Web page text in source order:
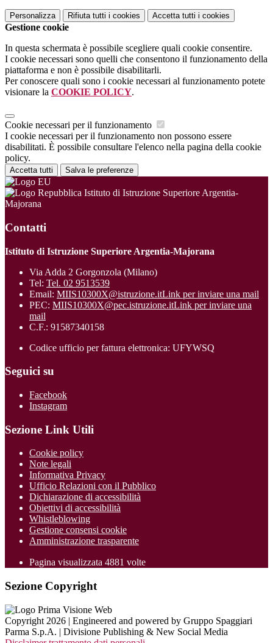
Personalizza Rifiuta tutti i cookies Accetta tutti i cookies
Gestione cookie
In questa schermata è possibile scegliere quali cookie consentire.
I cookie necessari sono quelli che consentono il funzionamento della
piattaforma e non è possibile disabilitarli.
Per conoscere quali sono i cookie necessari al funzionamento potete
visionare la COOKIE POLICY.
Cookie necessari per il funzionamento
I cookie necessari per il funzionamento non possono essere
disabilitati. È possibile consultare l'elenco nella pagina della cookie
policy.
Accetta tutti Salva le preferenze
Istituto di Istruzione Superiore Argentia-
Majorana
Contatti
Istituto di Istruzione Superiore Argentia-Majorana
Via Adda 2 Gorgonzola (Milano)
Tel: Tel. 02 9513539
Email: MIIS10300X@istruzione.itLink per inviare una mail
PEC: MIIS10300X@pec.istruzione.itLink per inviare una
mail
C.F.: 91587340158
Codice ufficio per fattura elettronica: UFYWSQ
Seguici su
Facebook
Instagram
Sezione Link Utili
Cookie policy
Note legali
Informativa Privacy
Ufficio Relazioni con il Pubblico
Dichiarazione di accessibilità
Obiettivi di accessibilità
Whistleblowing
Gestione consensi cookie
Amministrazione trasparente
Pagina visualizzata 4881 volte
Sezione Copyright
Copyright 2026 | Engineered and powered by Gruppo Spaggiari
Parma S.p.A. | Divisione Publishing & New Social Media